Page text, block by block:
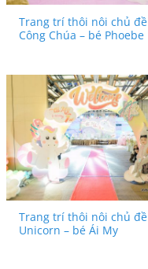
Trang trí thôi nôi chủ đề
Công Chúa – bé Phoebe
Trang trí thôi nôi chủ đề
Unicorn – bé Ái My